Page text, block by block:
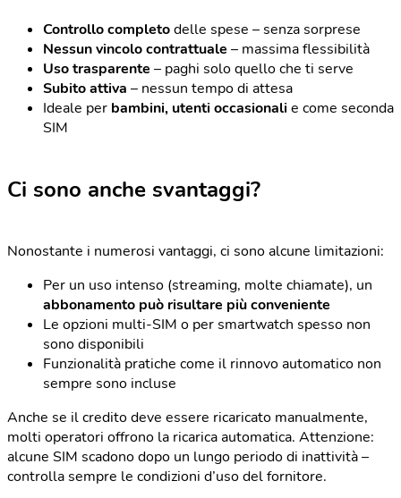
Controllo completodelle spese – senza sorprese
Nessun vincolo contrattuale – massima flessibilità
Uso trasparente – paghi solo quello che ti serve
Subito attiva – nessun tempo di attesa
Ideale per bambini, utenti occasionalie come seconda
SIM
Ci sono anche svantaggi?
Nonostante i numerosi vantaggi, ci sono alcune limitazioni:
Per un uso intenso (streaming, molte chiamate), un
abbonamento può risultare più conveniente
Le opzioni multi-SIM o per smartwatch spesso non
sono disponibili
Funzionalità pratiche come il rinnovo automatico non
sempre sono incluse
Anche se il credito deve essere ricaricato manualmente,
molti operatori offrono la ricarica automatica. Attenzione:
alcune SIM scadono dopo un lungo periodo di inattività –
controlla sempre le condizioni d’uso del fornitore.